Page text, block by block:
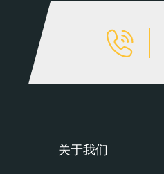
关于我们